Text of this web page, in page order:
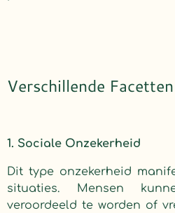
Verschillende
1. Sociale Onzekerheid
Dit type onzekerheid
situaties. Mensen
veroordeeld te worden of